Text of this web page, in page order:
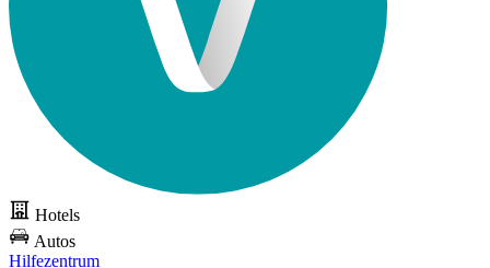
Hotels
Autos
Hilfezentrum